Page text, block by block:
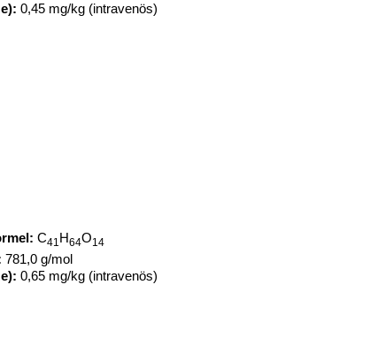
0,45 mg/kg (intravenös)
C41 H64O14
781,0 g/mol
0,65 mg/kg (intravenös)